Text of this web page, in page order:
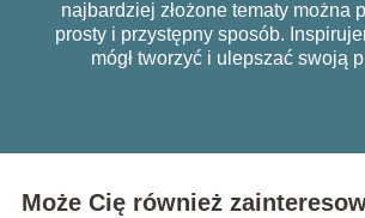
najbardziej złożone tematy można
prosty i przystępny sposób.
mógł tworzyć i ulepszać swoją
Może Cię również